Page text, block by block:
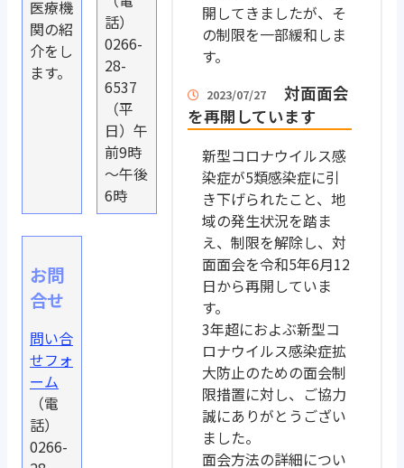
医療機
関の紹
介をし
ます。
話）
0266-
28-
6537
（平
日）午
前9時
～午後
6時
お問
合せ
問い合
せフォ
ーム
（電
話）
0266-
開してきましたが、そ
の制限を一部緩和しま
す。
2023/07/27
対面面会
を再開しています
新型コロナウイルス感
染症が5類感染症に引
き下げられたこと、地
域の発生状況を踏ま
え、制限を解除し、対
面面会を令和5年6月12
日から再開していま
す。
3年超におよぶ新型コ
ロナウイルス感染症拡
大防止のための面会制
限措置に対し、ご協力
誠にありがとうござい
ました。
面会方法の詳細につい